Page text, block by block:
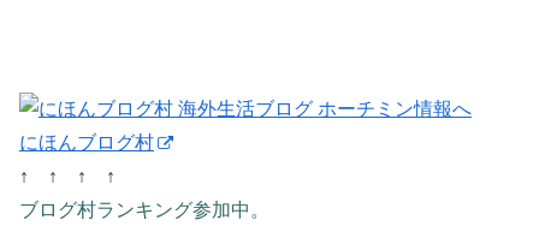
にほんブログ村
↑ ↑ ↑ ↑
ブログ村ランキング参加中。